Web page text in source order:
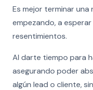
Es mejor terminar
empezando, a
resentimientos.
Al darte tiempo para
asegurando poder
algún lead o cliente,